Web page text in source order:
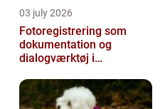
03 july 2026
Fotoregistrering som
dokumentation og
dialogværktøj i